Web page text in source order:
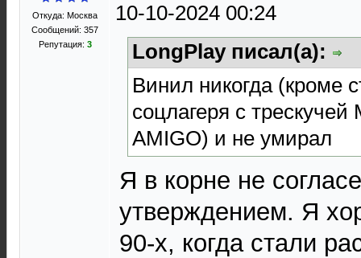
Откуда: Москва
Сообщений: 357
Репутация: 3
10-10-2024 00:24
LongPlay писал(а):
Винил никогда (кроме
соцлагеря с
AMIGO) и не умирал
Я в корне не
утверждением. Я
90-х, когда стали